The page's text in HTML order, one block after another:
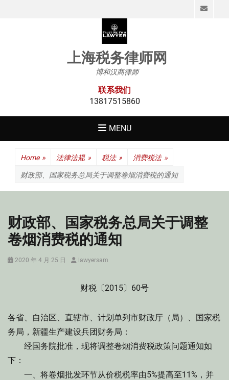
上海税务律师网
博和汉商律师
联系我们
13817515860
MENU
Home » 法律法规 » 税法 » 消费税法 »
财政部、国家税务总局关于调整卷烟消费税的通知
财政部、国家税务总局关于调整
卷烟消费税的通知
Posted
2020 年 4 月 25 日 Authorlawyersam
财税〔2015〕60号
各省、自治区、直辖市、计划单列市财政厅（局）、国家税
务局，新疆生产建设兵团财务局：
经国务院批准，现将调整卷烟消费税政策问题通知如
下：
一、将卷烟批发环节从价税税率由5%提高至11%，并